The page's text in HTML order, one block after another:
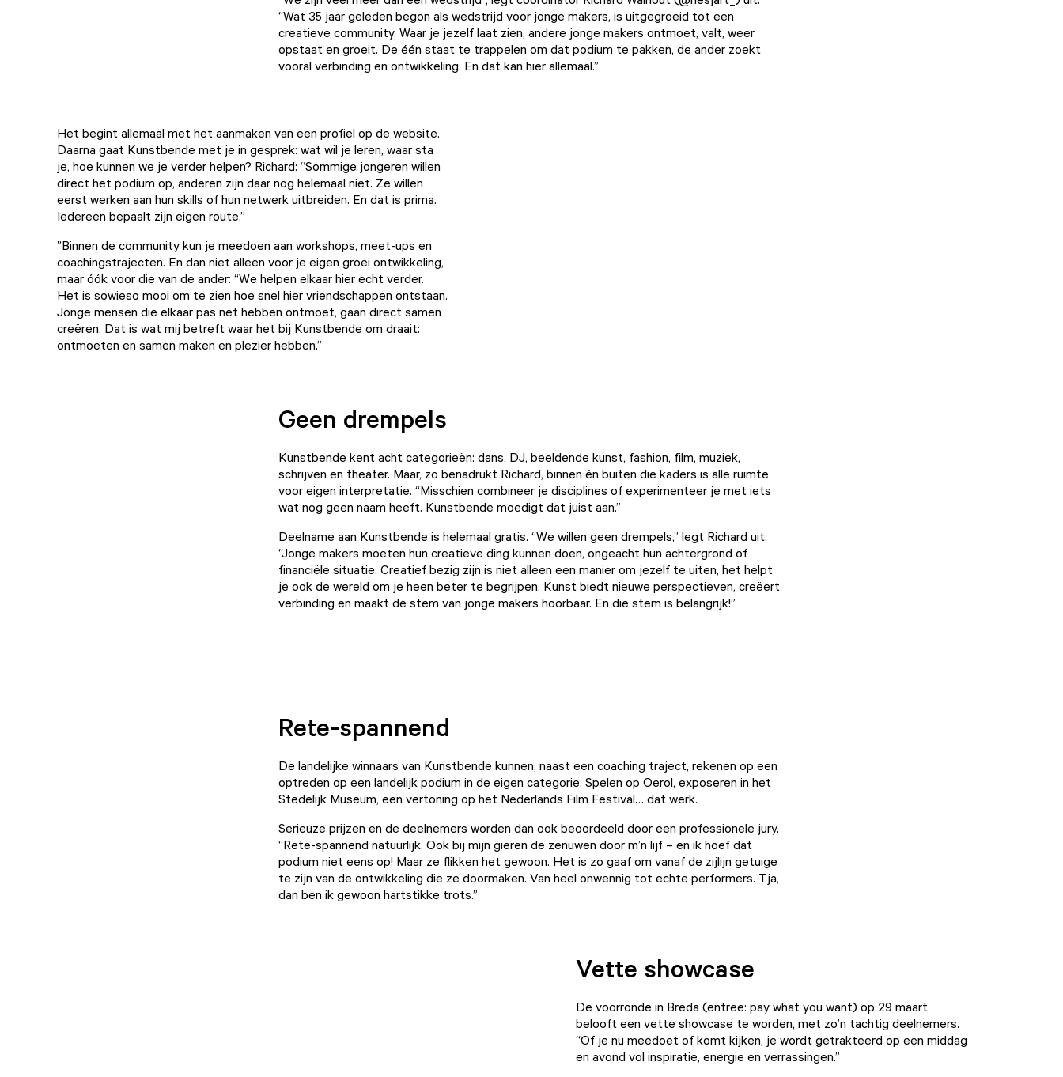
“Wat 35 jaar geleden begon als wedstrijd voor jonge makers, is uitgegroeid tot een
creatieve community. Waar je jezelf laat zien, andere jonge makers ontmoet, valt, weer
opstaat en groeit. De één staat te trappelen om dat podium te pakken, de ander zoekt
vooral verbinding en ontwikkeling. En dat kan hier allemaal.”
Het begint allemaal met het aanmaken van een profiel op de website.
Daarna gaat Kunstbende met je in gesprek: wat wil je leren, waar sta
je, hoe kunnen we je verder helpen? Richard: “Sommige jongeren willen
direct het podium op, anderen zijn daar nog helemaal niet. Ze willen
eerst werken aan hun skills of hun netwerk uitbreiden. En dat is prima.
Iedereen bepaalt zijn eigen route.”
”Binnen de community kun je meedoen aan workshops, meet-ups en
coachingstrajecten. En dan niet alleen voor je eigen groei ontwikkeling,
maar óók voor die van de ander: “We helpen elkaar hier echt verder.
Het is sowieso mooi om te zien hoe snel hier vriendschappen ontstaan.
Jonge mensen die elkaar pas net hebben ontmoet, gaan direct samen
creëren. Dat is wat mij betreft waar het bij Kunstbende om draait:
ontmoeten en samen maken en plezier hebben.”
Geen drempels
Kunstbende kent acht categorieën: dans, DJ, beeldende kunst, fashion, film, muziek,
schrijven en theater. Maar, zo benadrukt Richard, binnen én buiten die kaders is alle ruimte
voor eigen interpretatie. “Misschien combineer je disciplines of experimenteer je met iets
wat nog geen naam heeft. Kunstbende moedigt dat juist aan.”
Deelname aan Kunstbende is helemaal gratis. “We willen geen drempels,” legt Richard uit.
“Jonge makers moeten hun creatieve ding kunnen doen, ongeacht hun achtergrond of
financiële situatie. Creatief bezig zijn is niet alleen een manier om jezelf te uiten, het helpt
je ook de wereld om je heen beter te begrijpen. Kunst biedt nieuwe perspectieven, creëert
verbinding en maakt de stem van jonge makers hoorbaar. En die stem is belangrijk!”
Rete-spannend
De landelijke winnaars van Kunstbende kunnen, naast een coaching traject, rekenen op een
optreden op een landelijk podium in de eigen categorie. Spelen op Oerol, exposeren in het
Stedelijk Museum, een vertoning op het Nederlands Film Festival… dat werk.
Serieuze prijzen en de deelnemers worden dan ook beoordeeld door een professionele jury.
“Rete-spannend natuurlijk. Ook bij mijn gieren de zenuwen door m’n lijf – en ik hoef dat
podium niet eens op! Maar ze flikken het gewoon. Het is zo gaaf om vanaf de zijlijn getuige
te zijn van de ontwikkeling die ze doormaken. Van heel onwennig tot echte performers. Tja,
dan ben ik gewoon hartstikke trots.”
Vette showcase
De voorronde in Breda (entree: pay what you want) op 29 maart
belooft een vette showcase te worden, met zo’n tachtig deelnemers.
“Of je nu meedoet of komt kijken, je wordt getrakteerd op een middag
en avond vol inspiratie, energie en verrassingen.”